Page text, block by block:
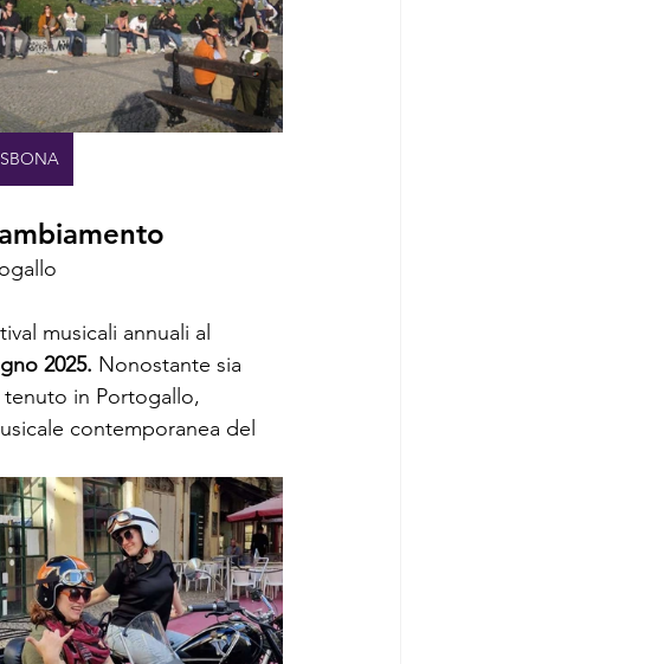
musicali annuali al
2025. Nonostante sia
in Portogallo,
contemporanea del